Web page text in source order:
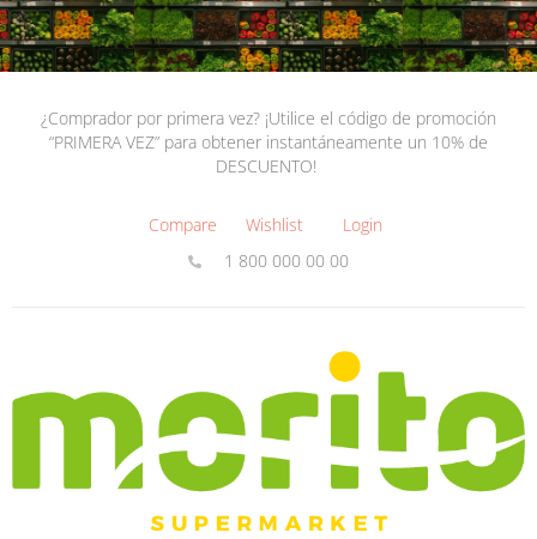
¿Comprador por primera vez? ¡Utilice el código de promoción
“PRIMERA VEZ” para obtener instantáneamente un 10% de
DESCUENTO!
Compare Wishlist
Login
1 800 000 00 00